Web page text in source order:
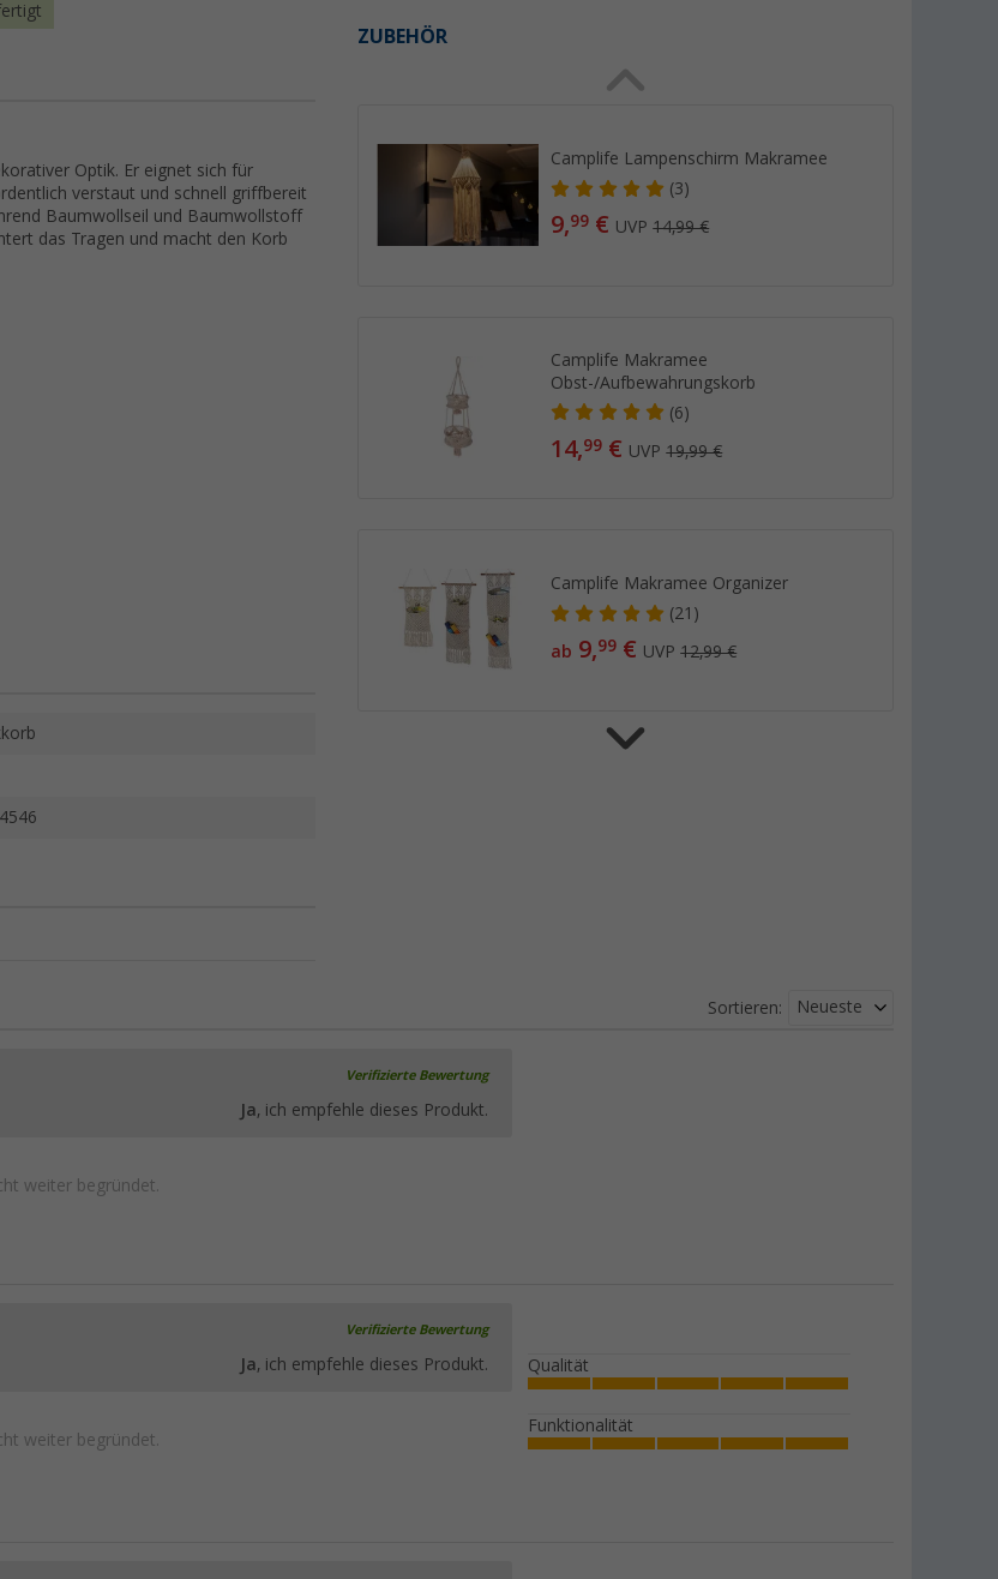
ZUBEHÖR
Camplife Lampenschirm Makramee
(3)
9,99 € UVP14,99 €
Camplife Makramee
Obst-/Aufbewahrungskorb
(6)
14,99 € UVP19,99 €
Camplife Makramee Organizer
(21)
ab 9,99 € UVP12,99 €
Camplife Makramee Organizer +
Camplife Makramee Untersetzer 2-tlg.
Optik. Er eignet sich für
verstaut und schnell griffbereit
Baumwollseil und Baumwollstoff
das Tragen und macht den Korb
Sortieren: Neueste
Verifizierte Bewertung
Ja, ich empfehle dieses Produkt.
weiter begründet.
Verifizierte Bewertung
Ja, ich empfehle dieses Produkt.
weiter begründet.
Qualität
Funktionalität